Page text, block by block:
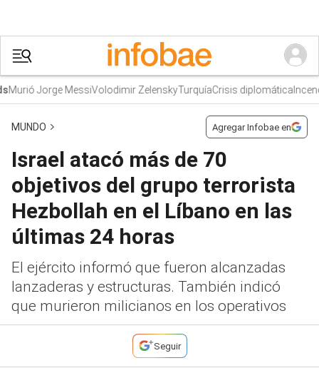
Jorge MessiVolodimir ZelenskyTurquíaCrisis diplomática
MUNDO Agregar Infobae en
Israel atacó más de 70
objetivos del grupo terrorista
Hezbollah en el Líbano en las
últimas 24 horas
El ejército informó que fueron alcanzadas
lanzaderas y estructuras. También indicó
que murieron milicianos en los operativos
Seguir